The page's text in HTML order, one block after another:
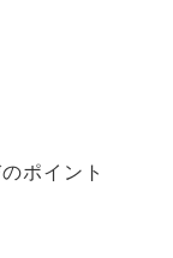
ポイント